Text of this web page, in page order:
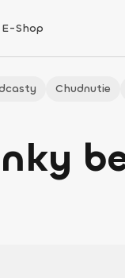
E-Shop
Chudnutie